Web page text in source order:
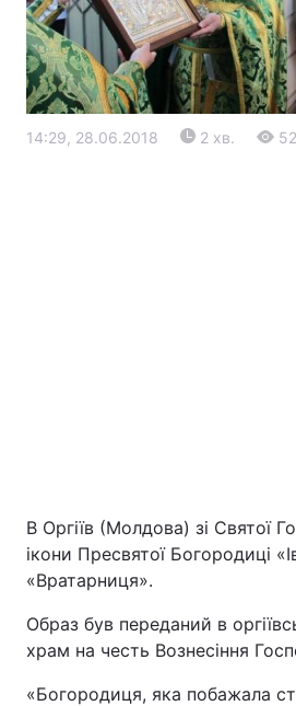
РЕГІОНИ
Київ
Дніпро
Одеса
14:29, 28.06.2018 2 хв.
В Оргіїв (Молдова) зі Святої
ікони Пресвятої Богородиці
«Вратарниця».
Образ був переданий в
храм на честь Вознесіння
«Богородиця, яка побажала